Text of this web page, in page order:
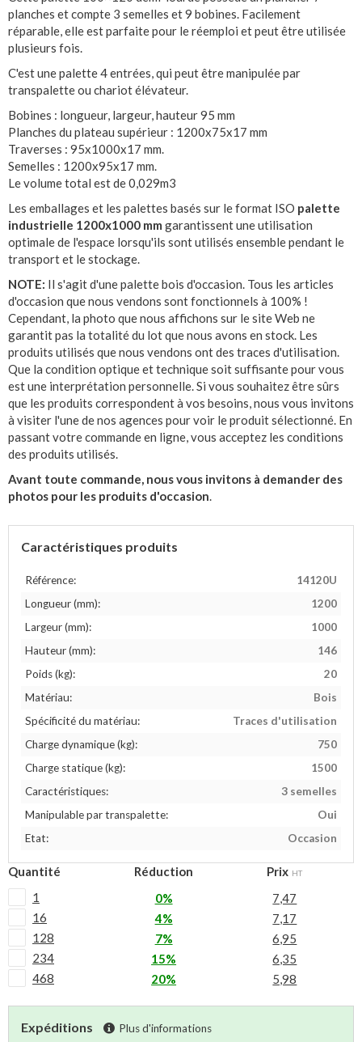
planches et compte 3 semelles et 9 bobines. Facilement
réparable, elle est parfaite pour le réemploi et peut être utilisée
plusieurs fois.
C'est une palette 4 entrées, qui peut être manipulée par
transpalette ou chariot élévateur.
Bobines : longueur, largeur, hauteur 95 mm
Planches du plateau supérieur : 1200x75x17 mm
Traverses : 95x1000x17 mm.
Semelles : 1200x95x17 mm.
Le volume total est de 0,029m3
Les emballages et les palettes basés sur le format ISO palette
industrielle 1200x1000 mm garantissent une utilisation
optimale de l'espace lorsqu'ils sont utilisés ensemble pendant le
transport et le stockage.
NOTE: Il s'agit d'une palette bois d'occasion. Tous les articles
d'occasion que nous vendons sont fonctionnels à 100% !
Cependant, la photo que nous affichons sur le site Web ne
garantit pas la totalité du lot que nous avons en stock. Les
produits utilisés que nous vendons ont des traces d'utilisation.
Que la condition optique et technique soit suffisante pour vous
est une interprétation personnelle. Si vous souhaitez être sûrs
que les produits correspondent à vos besoins, nous vous invitons
à visiter l'une de nos agences pour voir le produit sélectionné. En
passant votre commande en ligne, vous acceptez les conditions
des produits utilisés.
Avant toute commande, nous vous invitons à demander des
photos pour les produits d'occasion.
Caractéristiques produits
Référence:
14120U
Longueur (mm):
1200
Largeur (mm):
1000
Hauteur (mm):
146
Poids (kg):
20
Matériau:
Bois
Spécificité du matériau:
Traces d'utilisation
Charge dynamique (kg):
750
Charge statique (kg):
1500
Caractéristiques:
3 semelles
Manipulable par transpalette:
Oui
Etat:
Occasion
Quantité Réduction Prix HT
1 0%
7,47
16
4%
7,17
128
7%
6,95
234
15%
6,35
468
20% 5,98
Expéditions Plus d'informations